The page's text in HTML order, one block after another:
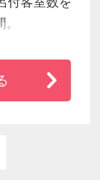
。
福井の味の